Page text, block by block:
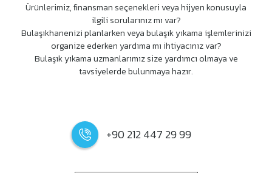
Ürünlerimiz, ﬁnansman seçenekleri veya hijyen konusuyla
ilgili sorularınız mı var?
Bulaşıkhanenizi planlarken veya bulaşık yıkama işlemlerinizi
organize ederken yardıma mı ihtiyacınız var?
Bulaşık yıkama uzmanlarımız size yardımcı olmaya ve
tavsiyelerde bulunmaya hazır.
+90 212 447 29 99